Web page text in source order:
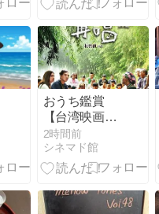
おうち鑑賞
【台湾映画
の‟いま”～革
新と継承】
2時間前
シネマド館